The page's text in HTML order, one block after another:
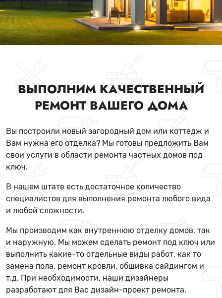
ВЫПОЛНИМ КАЧЕСТВЕННЫЙ
РЕМОНТ ВАШЕГО ДОМА
Вы построили новый загородный дом или коттедж и
Вам нужна его отделка? Мы готовы предложить Вам
свои услуги в области ремонта частных домов под
ключ.
В нашем штате есть достаточное количество
специалистов для выполнения ремонта любого вида
и любой сложности.
Мы производим как внутреннюю отделку домов, так
и наружную. Мы можем сделать ремонт под ключ или
выполнить какие-то отдельные виды работ, как то
замена пола, ремонт кровли, обшивка сайдингом и
т.д. При необходимости, наши дизайнеры
разработают для Вас дизайн-проект ремонта.